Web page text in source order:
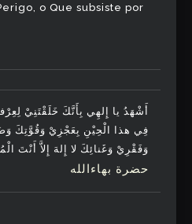
o Que subsiste por
أَشْهَدُ يا إِلهِي بِأَنَّكَ خَلَقْتَنِيْ
فِي هذا الْحِيْنِ بِعَجْزِيْ وَقُوَّتِكَ
وَفَقْرِيْ وَغَنائِكَ لا إِلهَ إِلاَّ أَنْتَ
حضرة بهاءالله